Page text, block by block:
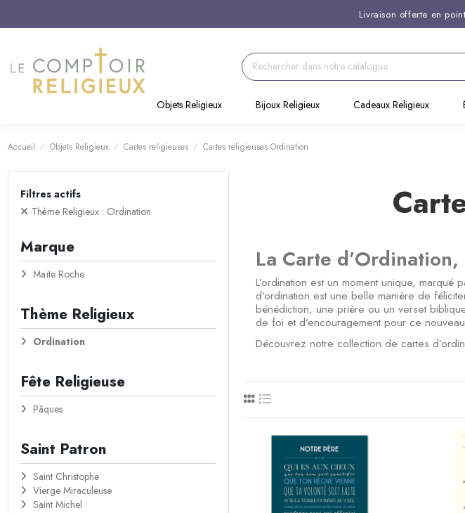
Livraison offerte en
Support client
Commandez avant 14H,
Objets Religieux
Bijoux Religieux Cadeaux Religieux
Accueil Objets Religieux Cartes religieuses Cartes religieuses Ordination
La Carte
L’ordination est un moment unique,
d’ordination est une belle manière de
bénédiction, une prière ou un verset
de foi et d’encouragement pour ce
Découvrez notre collection de cartes
Filtres actifs
Thème Religieux : Ordination
Marque
Maïte Roche
Thème Religieux
Ordination
Fête Religieuse
Pâques
Saint Patron
Saint Christophe
Vierge Miraculeuse
Saint Michel